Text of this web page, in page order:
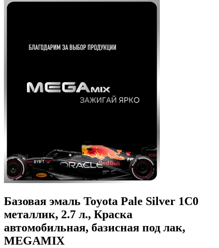
Базовая эмаль Toyota Pale Silver 1C0
металлик, 2.7 л., Краска
автомобильная, базисная под лак,
MEGAMIX